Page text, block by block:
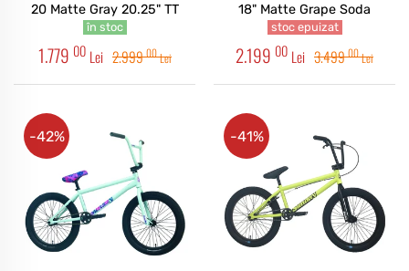
20 Matte Gray 20.25" TT
în stoc
1.779 00 Lei 2.99900Lei
18" Matte Grape Soda
stoc epuizat
2.199 00 Lei 3.49900Lei
-42% -41%